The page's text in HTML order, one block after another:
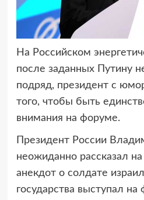
На Российском
после заданных Путину
подряд, президент с
того, чтобы быть
внимания на форуме.
Президент России
неожиданно рассказал
анекдот о солдате
государства выступал